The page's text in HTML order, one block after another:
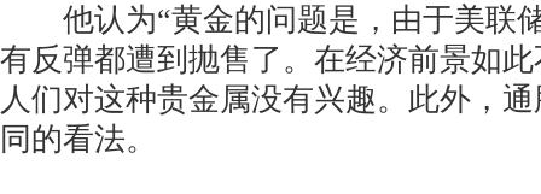
他认为“黄金的问题是，由于美联
有反弹都遭到抛售了。在经济前景如
人们对这种贵金属没有兴趣。此外，
同的看法。